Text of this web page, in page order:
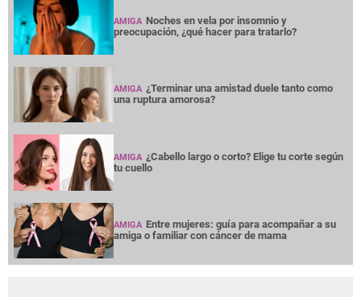
AMIGA Noches en vela por insomnio y
preocupación, ¿qué hacer para tratarlo?
AMIGA ¿Terminar una amistad duele tanto como
una ruptura amorosa?
AMIGA ¿Cabello largo o corto? Elige tu corte según
tu cuello
AMIGA Entre mujeres: guía para acompañar a su
amiga o familiar con cáncer de mama